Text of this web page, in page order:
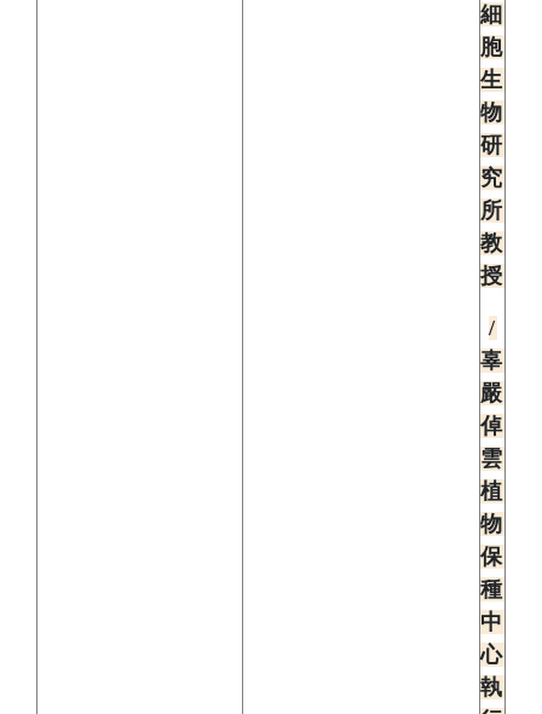
細
胞
生
物
研
究
所
教
授
/
辜
嚴
倬
雲
植
物
保
種
中
心
執